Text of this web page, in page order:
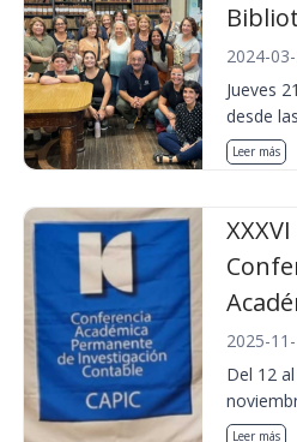
2024-
Jueves
desde
Leer más
XXXVI
2025-
Del 12
Leer más